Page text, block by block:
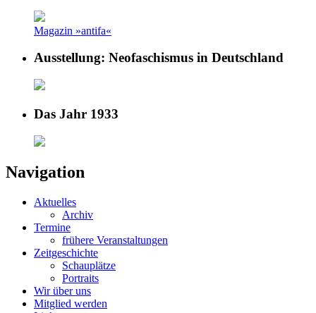
Magazin »antifa«
Ausstellung: Neofaschismus in Deutschland
Das Jahr 1933
Navigation
Aktuelles
Archiv
Termine
frühere Veranstaltungen
Zeitgeschichte
Schauplätze
Portraits
Wir über uns
Mitglied werden